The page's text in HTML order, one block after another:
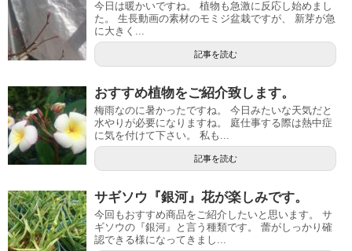
今日は暖かいですね。 植物も急激に反応し始めまし
た。 生長動画の素材のモミジ盆栽ですが、 新芽が急
に大きく...
記事を読む
おすすめ植物をご紹介致します。
梅雨なのに暑かったですね。 今日みたいな天気だと
水やりが必要になりますね。 庭仕事する際は熱中症
に気を付けて下さい。 私も...
記事を読む
サギソウ『銀河』花が楽しみです。
今回もおすすめ商品をご紹介したいと思います。 サ
ギソウの『銀河』と言う種類です。 蕾がしっかり確
認できる様になってきまし...